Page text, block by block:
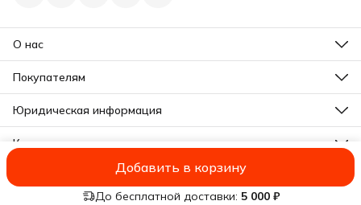
Добавить в корзину
До бесплатной доставки: 5 000 ₽
О нас
Все новости
Почему мы?
Отзывы
Покупателям
Действующие акции
Программа лояльности
Подарочная карта
Отзывы
Юридическая информация
Оплата
Доставка
Правила возврата
Политика конфиденциальности
Контакты
Московская область, г. Щёлково, Вокзальная улица, дом 1,
строение 2.
ОплатаДоставкаПравила возвратаРеквизитыОферта